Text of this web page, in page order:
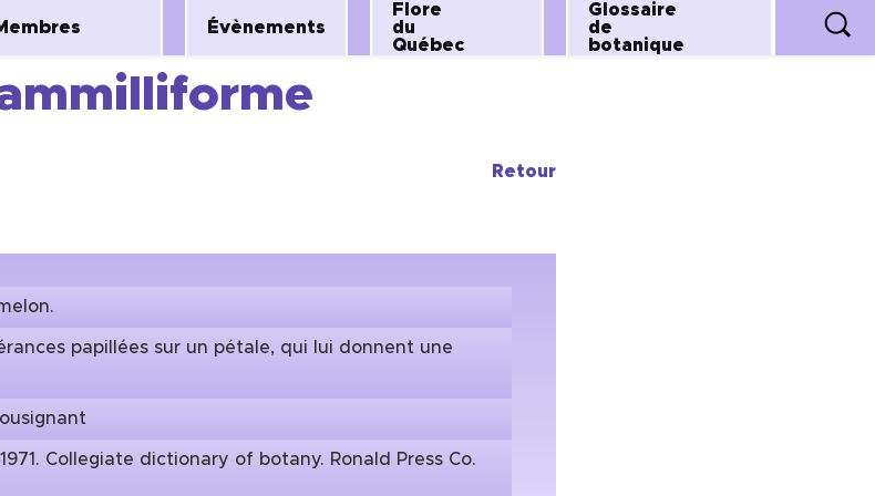
Évènements
Flore
du
Québec
Glossaire
de
botanique
Retour
papillées sur un pétale, qui lui donnent une
1971. Collegiate dictionary of botany. Ronald Press Co.